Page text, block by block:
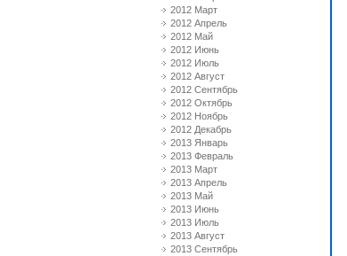
2012 Март
2012 Апрель
2012 Май
2012 Июнь
2012 Июль
2012 Август
2012 Сентябрь
2012 Октябрь
2012 Ноябрь
2012 Декабрь
2013 Январь
2013 Февраль
2013 Март
2013 Апрель
2013 Май
2013 Июнь
2013 Июль
2013 Август
2013 Сентябрь